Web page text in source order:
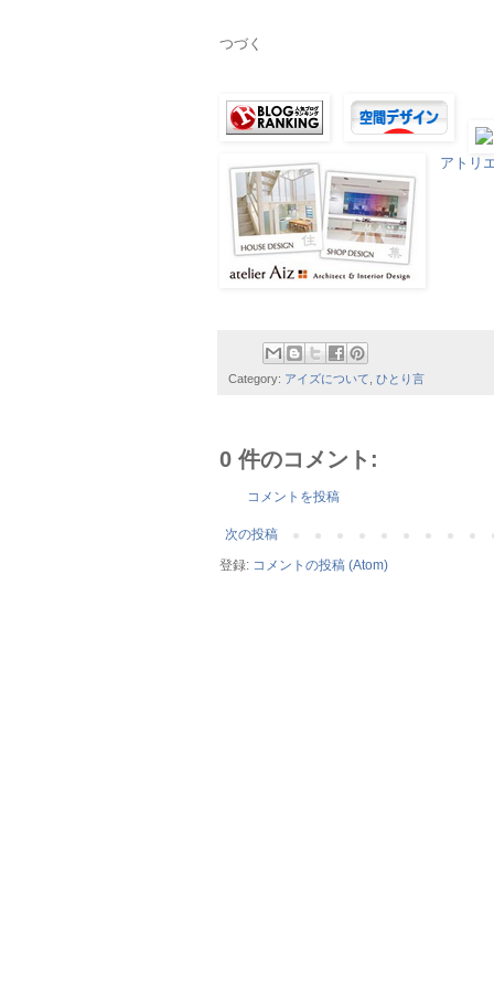
つづく
アトリ
Category: アイズについて ひとり言
0 件のコメント:
コメントを投稿
次の投稿
登録: コメントの投稿 (Atom)